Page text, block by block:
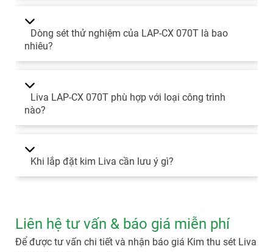
Dòng sét thử nghiệm của LAP-CX 070T là bao
nhiêu?
Liva LAP-CX 070T phù hợp với loại công trình
nào?
Khi lắp đặt kim Liva cần lưu ý gì?
Liên hệ tư vấn & báo giá miễn phí
Để được tư vấn chi tiết và nhận báo giá Kim thu sét Liva